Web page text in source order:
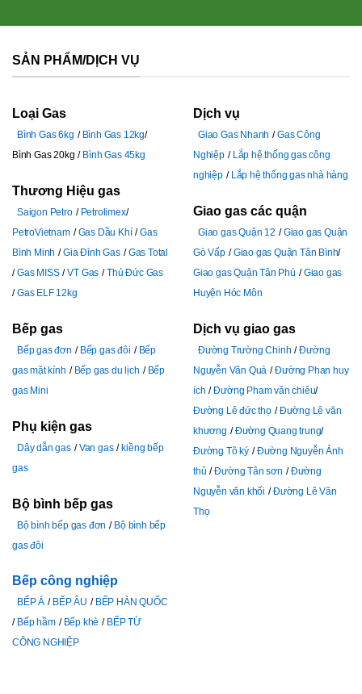
SẢN PHẨM/DỊCH VỤ
Loại Gas
Bình Gas 6kg
Bình Gas 12kg
Bình Gas 20kg
Bình Gas 45kg
Thương Hiệu gas
Saigon Petro
Petrolimex
PetroVietnam
Gas Dầu Khí
Gas
Bình Minh
Gia Đình Gas
Gas Total
Gas MISS
VT Gas
Thủ Đức Gas
Gas ELF 12kg
Bếp gas
Bếp gas đơn Bếp gas đôi
Bếp
gas mặt kính
Bếp gas du lịch
Bếp
gas Mini
Phụ kiện gas
Dây dẫn gas Van gas
kiềng bếp
gas
Bộ bình bếp gas
Bộ bình bếp gas đơn
Bộ bình bếp
gas đôi
Bếp công nghiệp
BẾP Á BẾP ÂU
BẾP HÀN QUỐC
Bếp hầm
Bếp khè
BẾP TỪ
CÔNG NGHIỆP
Dịch vụ
Giao Gas Nhanh
Gas Công
Nghiệp
Lắp hệ thống gas công
nghiệp
Lắp hệ thống gas nhà hàng
Giao gas các quận
Giao gas Quận 12
Giao gas Quận
Gò Vấp
Giao gas Quận Tân Bình
Giao gas Quận Tân Phú
Giao gas
Huyện Hóc Môn
Dịch vụ giao gas
Đường Trường Chinh
Đường
Nguyễn Văn Quá
Đường Phan huy
ích
Đường Pham văn chiêu
Đường Lê đức thọ
Đường Lê văn
khương
Đường Quang trung
Đường Tô ký
Đường Nguyễn Ảnh
thủ
Đường Tân sơn
Đường
Nguyễn văn khối
Đường Lê Văn
Thọ